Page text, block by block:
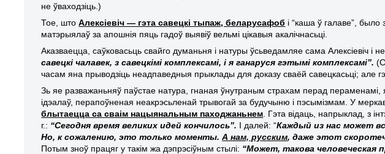
не ўваходзіць.)
Тое, штоАлексіевіч — гэта савецкі тыпаж, беларусафоб і “каша ў галаве”,
матэрыялаў за апошнія пяць гадоў выявіў вельмі цікавыя акалічнасьці.
Аказваецца, саўковасьць свайго думаньня і натуры ўсьведамляе сама Алексіевіч і
савецкі чалавек, з савецкімі комплексамі, і я ганаруся гэтымі комплексамі”.
часам яна прыводзіць неадпаведныя прыклады для доказу сваёй савецкасьці; але
Зь яе разважаньняў паўстае натура, гнаная ўнутраным страхам перад пераменамі,
ідэалаў, перапоўненая неакрэсьленай трывогай за будучыню і пэсымізмам. У
блытаецца са сваім нацыянальным паходжаньнем . Гэта відаць, напрыклад, з
г.: “Сегодня время великих идей кончилось”. І далей: “Каждый из нас может
Но, к сожалению, это только моменты.А нам, русским, даже этот
Потым зноў працяг у такім жа дэпрэсіўным стылі: “Может, такова человеческая